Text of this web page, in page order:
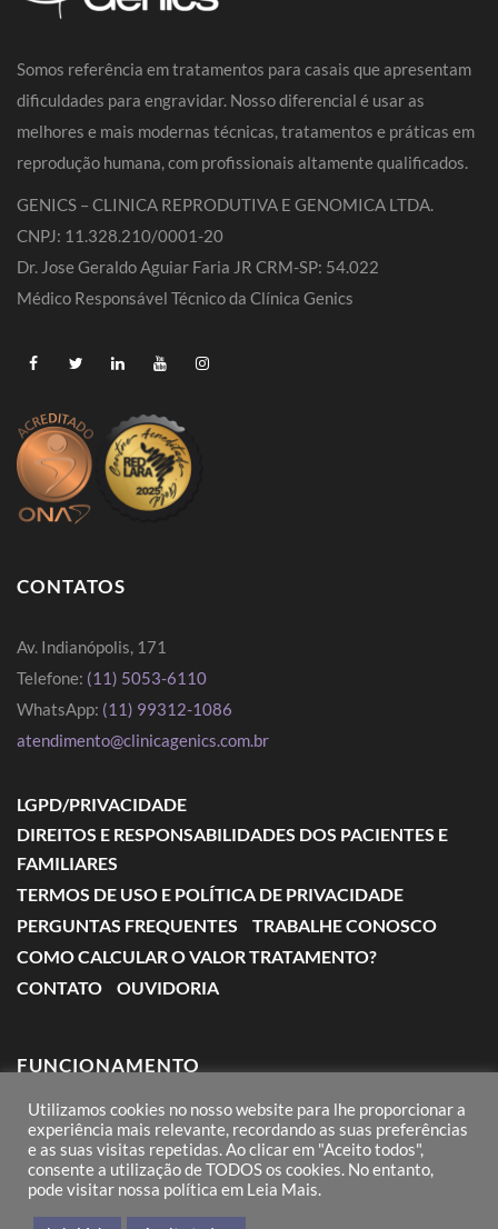
Somos referência em tratamentos para casais que apresentam
dificuldades para engravidar. Nosso diferencial é usar as
melhores e mais modernas técnicas, tratamentos e práticas em
reprodução humana, com profissionais altamente qualificados.
GENICS – CLINICA REPRODUTIVA E GENOMICA LTDA.
CNPJ: 11.328.210/0001-20
Dr. Jose Geraldo Aguiar Faria JR CRM-SP: 54.022
Médico Responsável Técnico da Clínica Genics
CONTATOS
Av. Indianópolis, 171
Telefone: (11) 5053-6110
WhatsApp: (11) 99312-1086
atendimento@clinicagenics.com.br
LGPD/PRIVACIDADE
DIREITOS E RESPONSABILIDADES DOS PACIENTES E
FAMILIARES
TERMOS DE USO E POLÍTICA DE PRIVACIDADE
PERGUNTAS FREQUENTES
TRABALHE CONOSCO
COMO CALCULAR O VALOR TRATAMENTO?
CONTATO
OUVIDORIA
FUNCIONAMENTO
Segunda a Sexta: das 7:00 às 18:00
Sábado: das 8:00 às 12:00
Domingos e Feriados: conforme agendamento
Utilizamos cookies no nosso website para lhe proporcionar a
experiência mais relevante, recordando as suas preferências
e as suas visitas repetidas. Ao clicar em "Aceito todos",
consente a utilização de TODOS os cookies. No entanto,
pode visitar nossa política em Leia Mais.